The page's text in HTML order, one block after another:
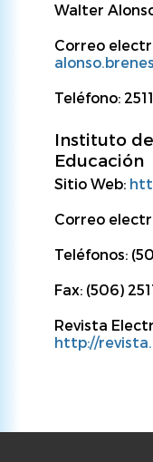
Walter
Correo
Teléfono:
Instituto
Educación
Sitio Web:
Correo
Teléfonos:
Fax: (506)
Revista
http://